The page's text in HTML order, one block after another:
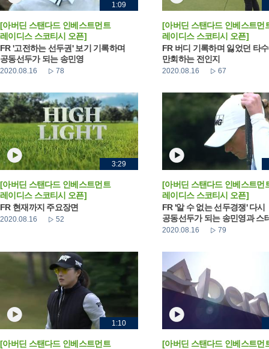
1:09
[아버딘 스탠다드 인베스트먼트
레이디스 스코티시 오픈]
FR '고전하는 선두권' 보기 기록하며
공동선두가 되는 송민영
2020.08.16 78
[아버딘 스탠다드 인베스트먼
레이디스 스코티시 오픈]
FR 버디 기록하며 잃었던 타수
만회하는 전인지
2020.08.16 67
3:29
[아버딘 스탠다드 인베스트먼트
레이디스 스코티시 오픈]
FR 현재까지 주요장면
2020.08.16 52
[아버딘 스탠다드 인베스트먼
레이디스 스코티시 오픈]
FR '알 수 없는 선두경쟁' 다시
공동선두가 되는 송민영과 스
2020.08.16 79
1:10
[아버딘 스탠다드 인베스트먼트
[아버딘 스탠다드 인베스트먼